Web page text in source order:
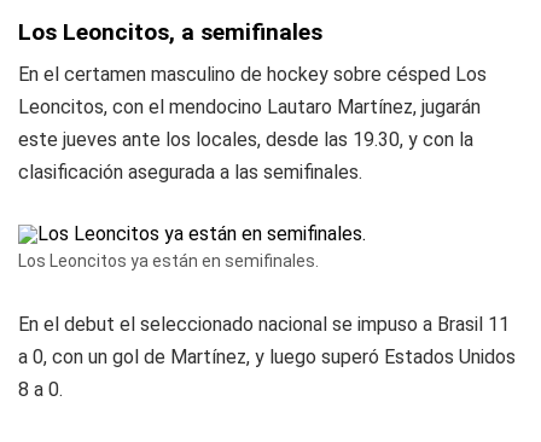
Los Leoncitos, a semifinales
En el certamen masculino de hockey sobre césped Los
Leoncitos, con el mendocino Lautaro Martínez, jugarán
este jueves ante los locales, desde las 19.30, y con la
clasificación asegurada a las semifinales.
Los Leoncitos ya están en semifinales.
En el debut el seleccionado nacional se impuso a Brasil 11
a 0, con un gol de Martínez, y luego superó Estados Unidos
8 a 0.